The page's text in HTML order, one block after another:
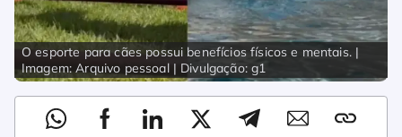
O esporte para cães possui benefícios físicos e mentais. |
Imagem: Arquivo pessoal | Divulgação: g1